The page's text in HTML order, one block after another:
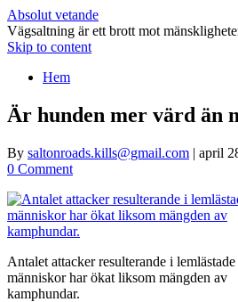
Absolut vetande
Vägsaltning är ett brott mot
Skip to content
Hem
Är hunden mer värd än
By saltonroads.kills@gmail.com | april
0 Comment
Antalet attacker resulterande i lemlästade
människor har ökat liksom mängden av
kamphundar.